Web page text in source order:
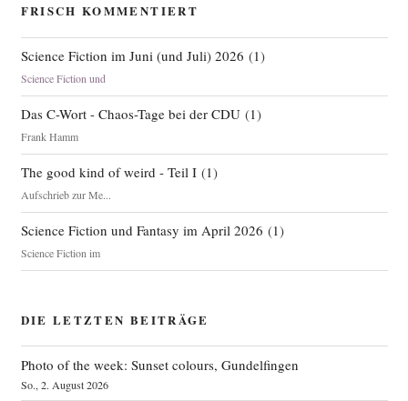
FRISCH KOMMENTIERT
Science Fiction im Juni (und Juli) 2026 (1)
Science Fiction und
Das C-Wort - Chaos-Tage bei der CDU(1)
Frank Hamm
The good kind of weird - Teil I(1)
Aufschrieb zur Me...
Science Fiction und Fantasy im April 2026 (1)
Science Fiction im
DIE LETZTEN BEITRÄGE
Photo of the week: Sunset colours, Gundelfingen
So., 2. August 2026